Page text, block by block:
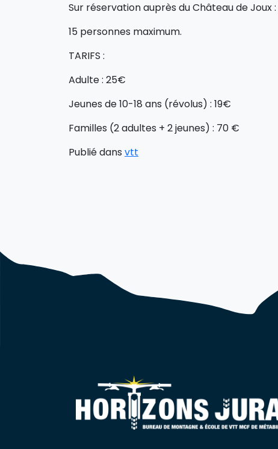
Sur réservation auprès du Château de Joux :
15 personnes maximum.
TARIFS :
Adulte : 25€
Jeunes de 10-18 ans (révolus) : 19€
Familles (2 adultes + 2 jeunes) : 70 €
Publié dans vtt